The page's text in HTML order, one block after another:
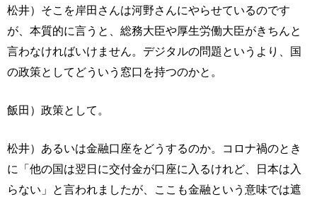
松井）そこを岸田さんは河野さんにやらせているのです
が、本質的に言うと、総務大臣や厚生労働大臣がきちんと
言わなければいけません。デジタルの問題というより、国
の政策としてどういう窓口を持つのかと。
飯田）政策として。
松井）あるいは金融口座をどうするのか。コロナ禍のとき
に「他の国は翌日に交付金が口座に入るけれど、日本は入
らない」と言われましたが、ここも金融という意味では遮